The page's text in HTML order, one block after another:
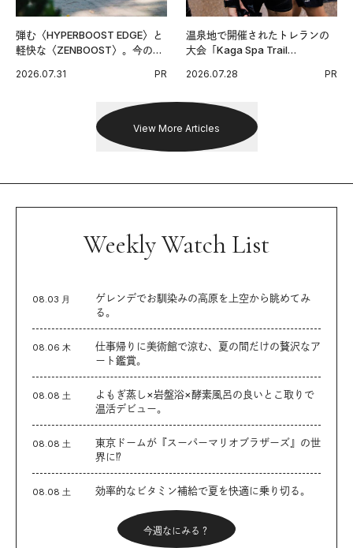
弾む〈HYPERBOOST EDGE〉と
軽快な〈ZENBOOST〉。今の時
出した新機軸。
2026.07.31 PR
温泉地で開催されたトレランの
大会「Kaga Spa Trail
戦を夢見るランナーたちの奮闘
2026.07.28 PR
View More Articles
Weekly Watch List
08.03 月
ゲレンデでお馴染みの高原を上空から眺めてみ
る。
08.06 木
仕事帰りに美術館で涼む、夏の間だけの贅沢なア
ート鑑賞。
08.08 土
よもぎ蒸し×岩盤浴×酵素風呂の良いとこ取りで
温活デビュー。
08.08 土
東京ドームが『スーパーマリオブラザーズ』の世
界に⁉︎
08.08 土 効率的なビタミン補給で夏を快適に乗り切る。
今週なにみる？